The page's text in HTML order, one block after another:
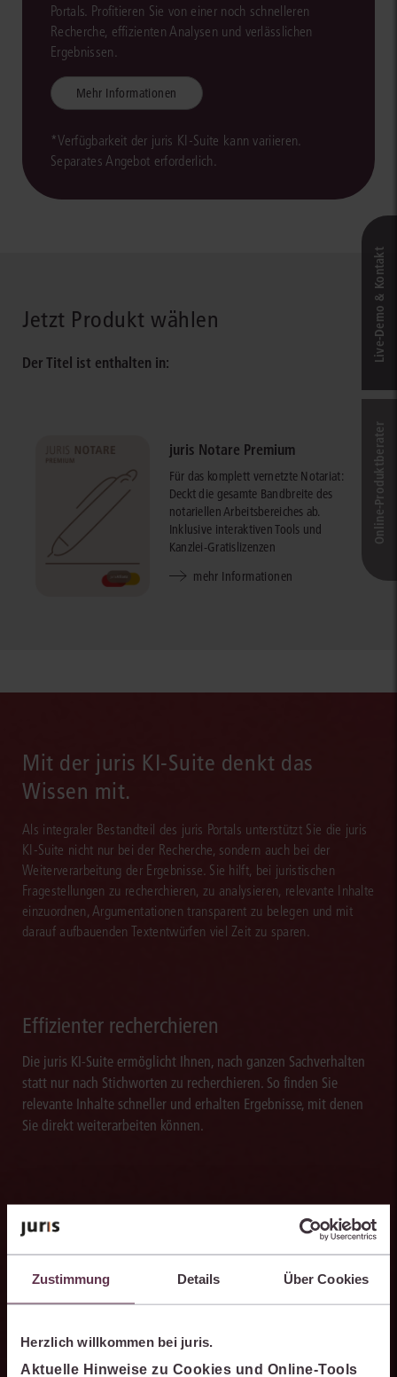
Zustimmung Details Über Cookies
Herzlich willkommen bei juris.
Aktuelle Hinweise zu Cookies und Online-Tools
Portals. Profitieren Sie von einer noch schnelleren
Recherche, effizienten Analysen und verlässlichen
Ergebnissen.
Mehr Informationen
*Verfügbarkeit der juris KI-Suite kann variieren.
Separates Angebot erforderlich.
Jetzt Produkt wählen
Der Titel ist enthalten in:
juris Notare Premium
Für das komplett vernetzte Notariat:
Deckt die gesamte Bandbreite des
notariellen Arbeitsbereiches ab.
Inklusive interaktiven Tools und
Kanzlei-Gratislizenzen
mehr Informationen
Mit der juris KI-Suite denkt das
Wissen mit.
Als integraler Bestandteil des juris Portals unterstützt Sie die juris
KI-Suite nicht nur bei der Recherche, sondern auch bei der
Weiterverarbeitung der Ergebnisse. Sie hilft, bei juristischen
Fragestellungen zu recherchieren, zu analysieren, relevante Inhalte
einzuordnen, Argumentationen transparent zu belegen und mit
darauf aufbauenden Textentwürfen viel Zeit zu sparen.
Effizienter recherchieren
Die juris KI-Suite ermöglicht Ihnen, nach ganzen Sachverhalten
statt nur nach Stichworten zu recherchieren. So finden Sie
relevante Inhalte schneller und erhalten Ergebnisse, mit denen
Sie direkt weiterarbeiten können.
Ergebnisse sicher belegen
zitierfähigen Quellenverweisen. So können Sie die Antworten
transparent prüfen, fachlich einordnen und auf einer belastbaren
Live‑Demo & Kontakt
Online-Produkt­berater